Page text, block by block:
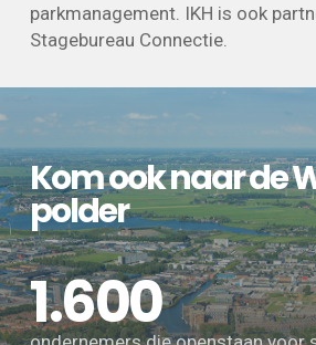
parkmanagement. IKH is ook
Stagebureau Connectie.
Kom ook naar de
polder
1.600